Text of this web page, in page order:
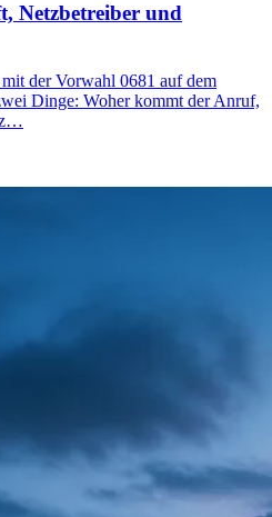
Netzbetreiber und
der Vorwahl 0681 auf dem
Dinge: Woher kommt der Anruf,